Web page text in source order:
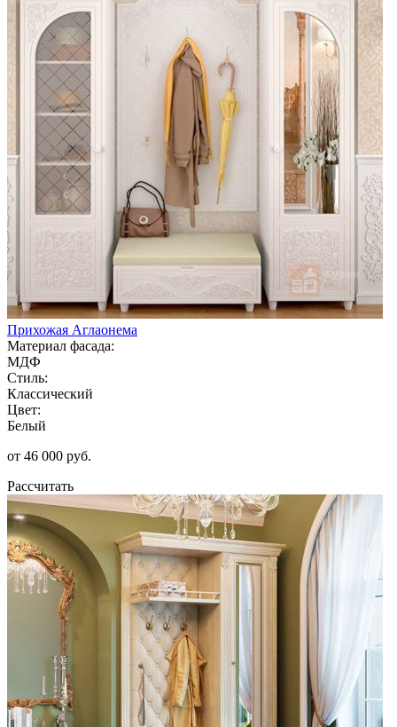
Прихожая Аглаонема
Материал фасада:
МДФ
Стиль:
Классический
Цвет:
Белый
от 46 000 руб.
Рассчитать